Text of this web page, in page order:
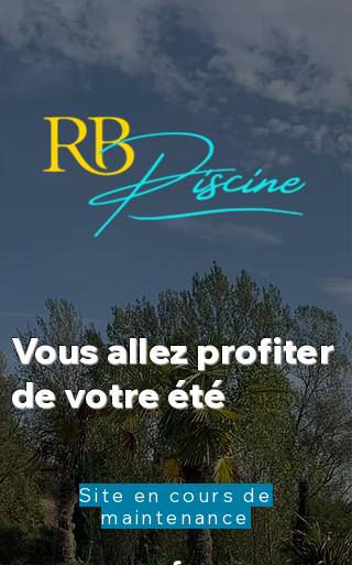
Vous allez profiter
de votre été
Site en cours de
maintenance